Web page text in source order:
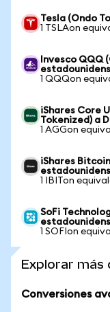
Tesla (Ondo
1 TSLAon
Invesco QQQ
1 QQQon
iShares Core
Tokenized) a
1 AGGon
iShares
1 IBITon
SoFi
1 SOFIon
Explorar más
Conversiones